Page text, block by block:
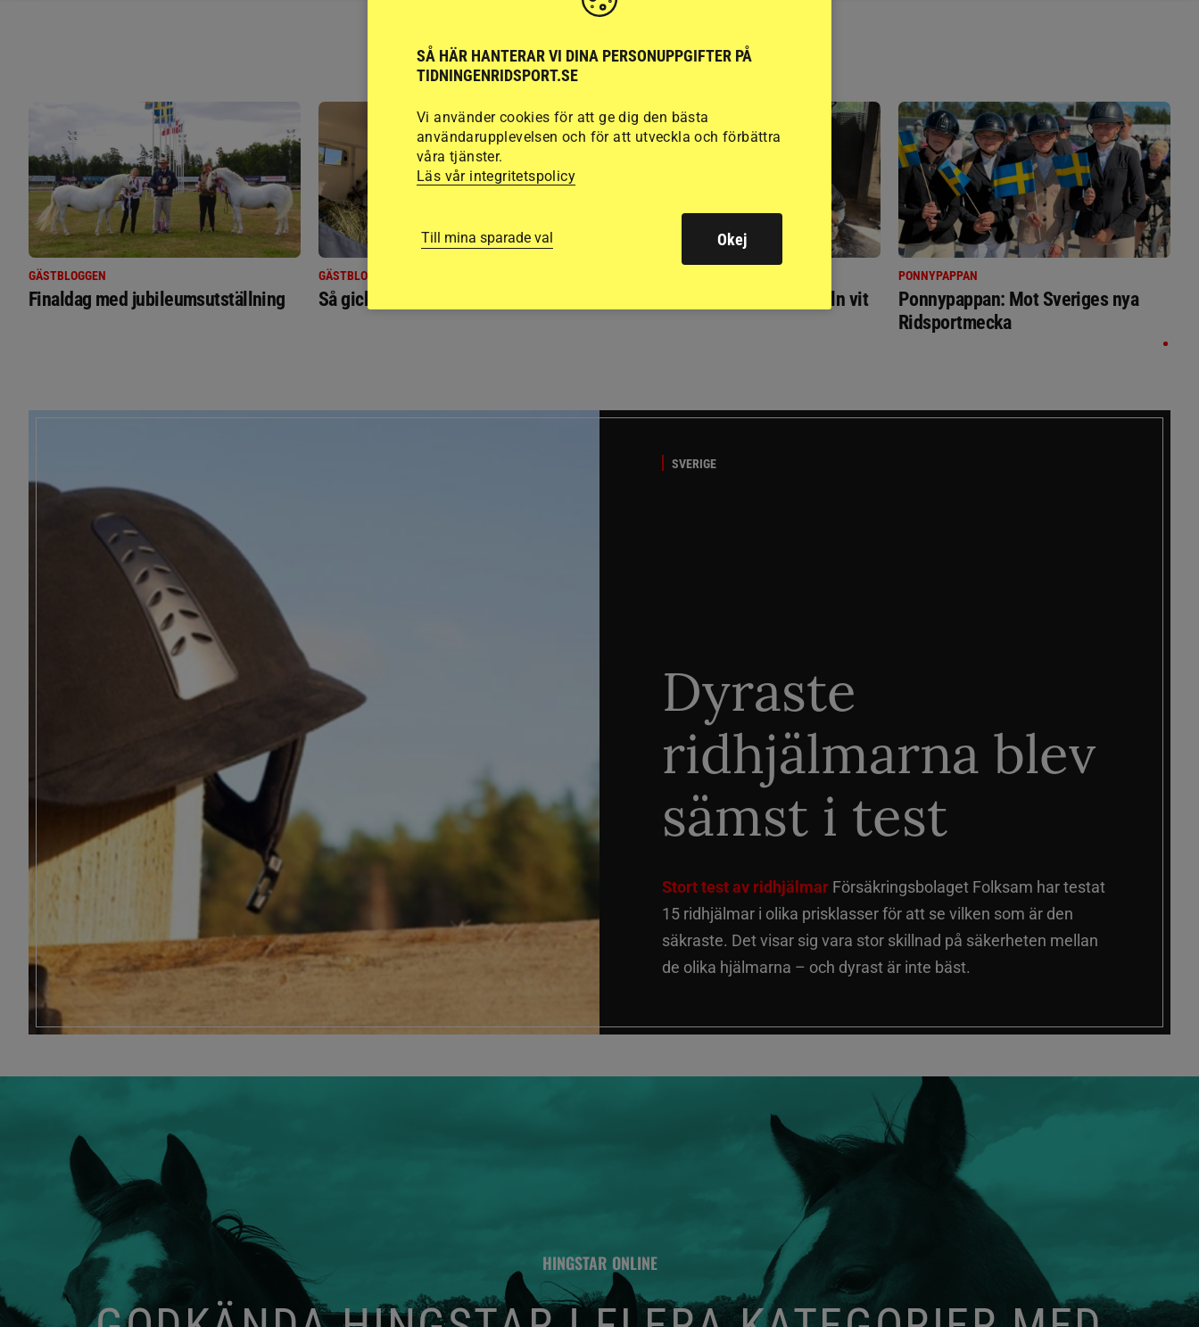
RIDSPORT
BLOGGAR
GÄSTBLOGGEN
Finaldag med jubileumsutställning
GÄSTBLOGGEN
Så gick det på helgens utställning Bästa tipsen för att få skimmeln vit
PONNYPAPPAN
Ponnypappan: Mot Sveriges nya
Ridsportmecka
SVERIGE
Dyraste
ridhjälmarna blev
sämst i test
Stort test av ridhjälmar Försäkringsbolaget Folksam har testat
15 ridhjälmar i olika prisklasser för att se vilken som är den
säkraste. Det visar sig vara stor skillnad på säkerheten mellan
de olika hjälmarna – och dyrast är inte bäst.
HINGSTAR ONLINE
SÅ HÄR HANTERAR VI DINA PERSONUPPGIFTER PÅ
TIDNINGENRIDSPORT.SE
Vi använder cookies för att ge dig den bästa
användarupplevelsen och för att utveckla och förbättra
våra tjänster.
Läs vår integritetspolicy
Till mina sparade val Okej